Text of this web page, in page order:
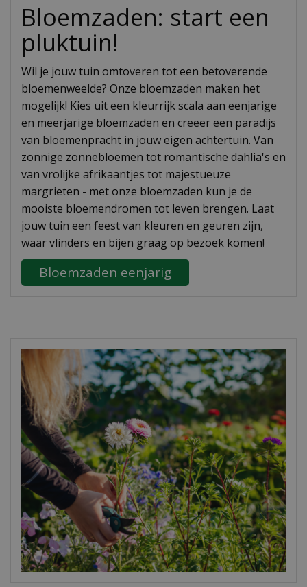
Bloemzaden: start een
pluktuin!
Wil je jouw tuin omtoveren tot een betoverende
bloemenweelde? Onze bloemzaden maken het
mogelijk! Kies uit een kleurrijk scala aan eenjarige
en meerjarige bloemzaden en creëer een paradijs
van bloemenpracht in jouw eigen achtertuin. Van
zonnige zonnebloemen tot romantische dahlia's en
van vrolijke afrikaantjes tot majestueuze
margrieten - met onze bloemzaden kun je de
mooiste bloemendromen tot leven brengen. Laat
jouw tuin een feest van kleuren en geuren zijn,
waar vlinders en bijen graag op bezoek komen!
Bloemzaden eenjarig